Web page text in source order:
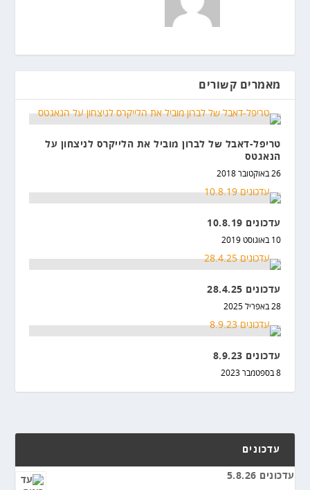
מאמרים קשורים
טריפל-דאבל של לברון מוביל את הלייקרס לניצחון על
הנאגטס
26 באוקטובר 2018
עדכונים 10.8.19
10 באוגוסט 2019
עדכונים 28.4.25
28 באפריל 2025
עדכונים 8.9.23
8 בספטמבר 2023
עדכונים
עדכונים 5.8.26